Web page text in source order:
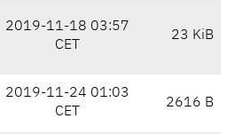
2019-11-18 03:57
CET
23 KiB
2019-11-24 01:03
CET
2616 B